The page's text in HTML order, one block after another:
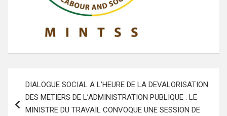
l’article
DIALOGUE SOCIAL A L’HEURE DE LA DEVALORISATION
DES METIERS DE L’ADMINISTRATION PUBLIQUE : LE
MINISTRE DU TRAVAIL CONVOQUE UNE SESSION DE